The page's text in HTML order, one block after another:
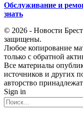
Обслуживание и
знать
© 2026 - Новости
защищены.
Любое копирование
только с обратной
Все материалы
источников и других
авторство
Sign in